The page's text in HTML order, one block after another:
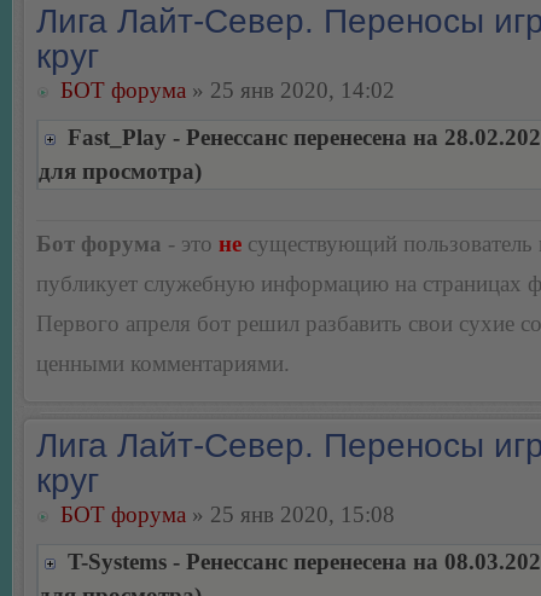
Лига Лайт-Север. Переносы
круг
БОТ форума » 25 янв 2020, 14:02
Fast_Play - Ренессанс перенесена на
для просмотра)
Бот форума - это не существующий пользователь
публикует служебную информацию на страницах
Первого апреля бот решил разбавить свои сухие
ценными комментариями.
Лига Лайт-Север. Переносы
круг
БОТ форума » 25 янв 2020, 15:08
T-Systems - Ренессанс перенесена на